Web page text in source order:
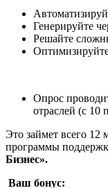
Генерируйте
Решайте
Опрос
отраслей (с
Это займет всего 12
программы
Бизнес».
Ваш бонус: